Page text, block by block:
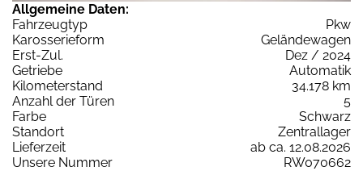
Allgemeine Daten:
Fahrzeugtyp
Pkw
Karosserieform
Geländewagen
Erst-Zul.
Dez / 2024
Getriebe
Automatik
Kilometerstand
34.178 km
Anzahl der Türen
5
Farbe
Schwarz
Standort
Zentrallager
Lieferzeit
ab ca. 12.08.2026
Unsere Nummer
RW070662